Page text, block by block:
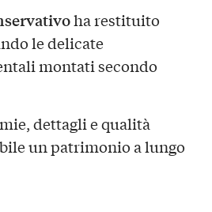
ha restituito
le delicate
montati secondo
dettagli e qualità
un patrimonio a lungo